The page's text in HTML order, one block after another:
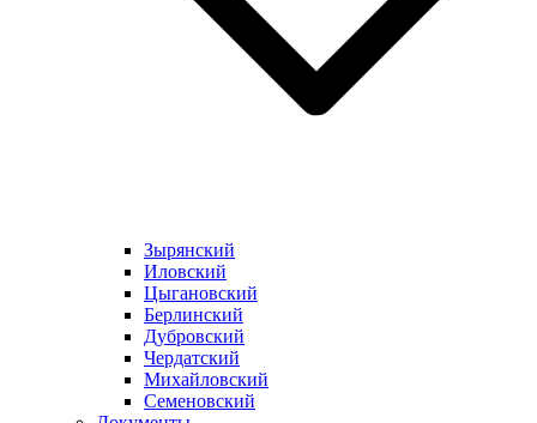
Зырянский
Иловский
Цыгановский
Берлинский
Дубровский
Чердатский
Михайловский
Семеновский